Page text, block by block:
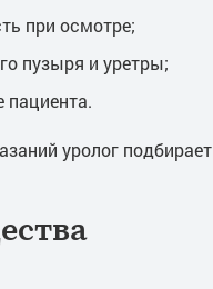
при осмотре;
пузыря и уретры;
пациента.
уролог